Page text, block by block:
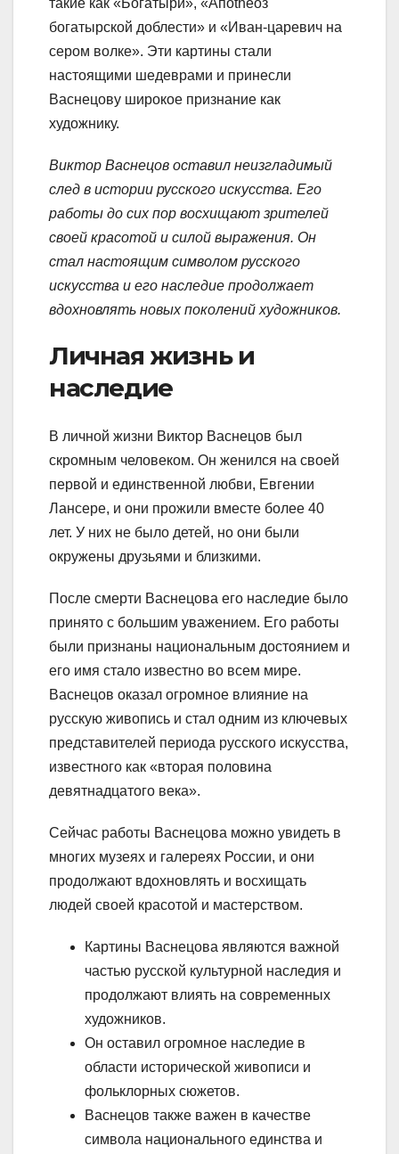
такие как «Богатыри», «Апоtheoз
богатырской доблести» и «Иван-царевич на
сером волке». Эти картины стали
настоящими шедеврами и принесли
Васнецову широкое признание как
художнику.
Виктор Васнецов оставил неизгладимый
след в истории русского искусства. Его
работы до сих пор восхищают зрителей
своей красотой и силой выражения. Он
стал настоящим символом русского
искусства и его наследие продолжает
вдохновлять новых поколений художников.
Личная жизнь и
наследие
В личной жизни Виктор Васнецов был
скромным человеком. Он женился на своей
первой и единственной любви, Евгении
Лансере, и они прожили вместе более 40
лет. У них не было детей, но они были
окружены друзьями и близкими.
После смерти Васнецова его наследие было
принято с большим уважением. Его работы
были признаны национальным достоянием и
его имя стало известно во всем мире.
Васнецов оказал огромное влияние на
русскую живопись и стал одним из ключевых
представителей периода русского искусства,
известного как «вторая половина
девятнадцатого века».
Сейчас работы Васнецова можно увидеть в
многих музеях и галереях России, и они
продолжают вдохновлять и восхищать
людей своей красотой и мастерством.
Картины Васнецова являются важной
частью русской культурной наследия и
продолжают влиять на современных
художников.
Он оставил огромное наследие в
области исторической живописи и
фольклорных сюжетов.
Васнецов также важен в качестве
символа национального единства и